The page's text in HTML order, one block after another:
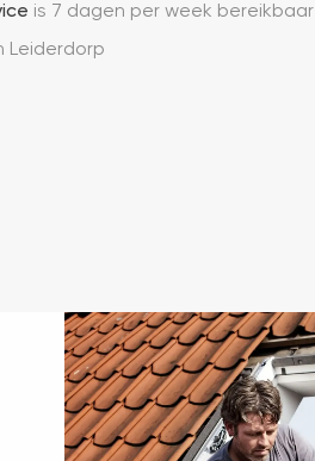
is 7 dagen per week bereikbaar
Leiderdorp